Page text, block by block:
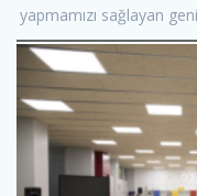
yapmamızı sağlayan